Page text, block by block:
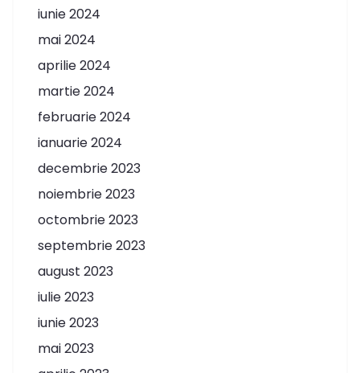
iunie 2024
mai 2024
aprilie 2024
martie 2024
februarie 2024
ianuarie 2024
decembrie 2023
noiembrie 2023
octombrie 2023
septembrie 2023
august 2023
iulie 2023
iunie 2023
mai 2023